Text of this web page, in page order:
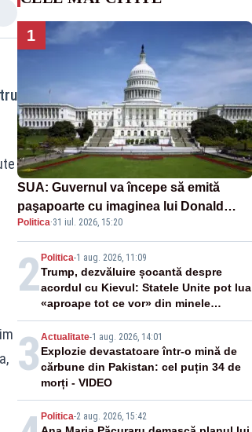
1
SUA: Guvernul va începe să emită
paşapoarte cu imaginea lui Donald
Trump începând cu 8 august
Politica·31 iul. 2026, 15:20
2Politica-1 aug. 2026, 11:09
Trump, dezvăluire șocantă despre
acordul cu Kievul: Statele Unite pot lua
«aproape tot ce vor» din minele
Ucrainei”
3 Actualitate-1 aug. 2026, 14:01
Explozie devastatoare într-o mină de
cărbune din Pakistan: cel puțin 34 de
morți - VIDEO
Politica-2 aug. 2026, 15:42